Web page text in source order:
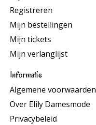
Registreren
Mijn bestellingen
Mijn tickets
Mijn verlanglijst
Informatie
Algemene voorwaarden
Over Elily Damesmode
Privacybeleid